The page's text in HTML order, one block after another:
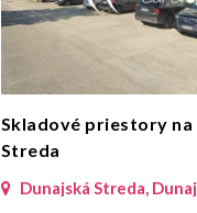
Skladové priestory na
Streda
Dunajská Streda,